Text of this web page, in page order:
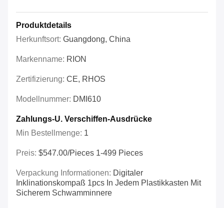
Produktdetails
Herkunftsort: Guangdong, China
Markenname: RION
Zertifizierung: CE, RHOS
Modellnummer: DMI610
Zahlungs-U. Verschiffen-Ausdrücke
Min Bestellmenge: 1
Preis: $547.00/Pieces 1-499 Pieces
Verpackung Informationen: Digitaler
Inklinationskompaß 1pcs In Jedem Plastikkasten Mit
Sicherem Schwamminnere